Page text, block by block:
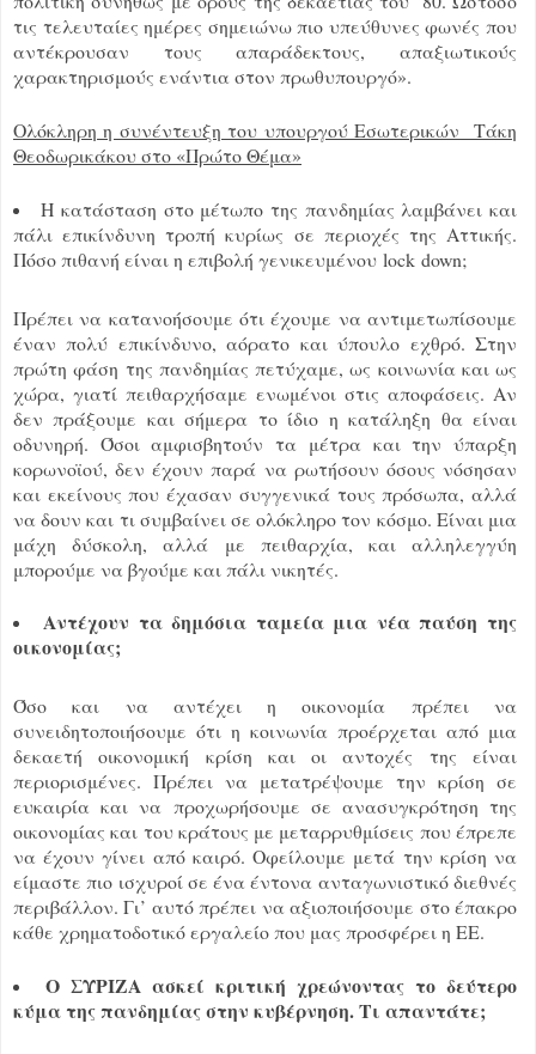
τις τελευταίες ημέρες σημειώνω πιο υπεύθυνες φωνές που
αντέκρουσαν τους απαράδεκτους, απαξιωτικούς
χαρακτηρισμούς ενάντια στον πρωθυπουργό».
Ολόκληρη η συνέντευξη του υπουργού Εσωτερικών Τάκη
Θεοδωρικάκου στο «Πρώτο Θέμα»
Η κατάσταση στο μέτωπο της πανδημίας λαμβάνει και
πάλι επικίνδυνη τροπή κυρίως σε περιοχές της Αττικής.
Πόσο πιθανή είναι η επιβολή γενικευμένου lock down;
Πρέπει να κατανοήσουμε ότι έχουμε να αντιμετωπίσουμε
έναν πολύ επικίνδυνο, αόρατο και ύπουλο εχθρό. Στην
πρώτη φάση της πανδημίας πετύχαμε, ως κοινωνία και ως
χώρα, γιατί πειθαρχήσαμε ενωμένοι στις αποφάσεις. Αν
δεν πράξουμε και σήμερα το ίδιο η κατάληξη θα είναι
οδυνηρή. Όσοι αμφισβητούν τα μέτρα και την ύπαρξη
κορωνοϊού, δεν έχουν παρά να ρωτήσουν όσους νόσησαν
και εκείνους που έχασαν συγγενικά τους πρόσωπα, αλλά
να δουν και τι συμβαίνει σε ολόκληρο τον κόσμο. Είναι μια
μάχη δύσκολη, αλλά με πειθαρχία, και αλληλεγγύη
μπορούμε να βγούμε και πάλι νικητές.
Αντέχουν τα δημόσια ταμεία μια νέα παύση της
οικονομίας;
Όσο και να αντέχει η οικονομία πρέπει να
συνειδητοποιήσουμε ότι η κοινωνία προέρχεται από μια
δεκαετή οικονομική κρίση και οι αντοχές της είναι
περιορισμένες. Πρέπει να μετατρέψουμε την κρίση σε
ευκαιρία και να προχωρήσουμε σε ανασυγκρότηση της
οικονομίας και του κράτους με μεταρρυθμίσεις που έπρεπε
να έχουν γίνει από καιρό. Οφείλουμε μετά την κρίση να
είμαστε πιο ισχυροί σε ένα έντονα ανταγωνιστικό διεθνές
περιβάλλον. Γι’ αυτό πρέπει να αξιοποιήσουμε στο έπακρο
κάθε χρηματοδοτικό εργαλείο που μας προσφέρει η ΕΕ.
Ο ΣΥΡΙΖΑ ασκεί κριτική χρεώνοντας το δεύτερο
κύμα της πανδημίας στην κυβέρνηση. Τι απαντάτε;